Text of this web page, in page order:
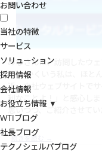
お問い合わせ
当社の特徴
サービス
ソリューション
採用情報
会社情報
お役立ち情報 ▼
WTIブログ
社長ブログ
テクノシェルパブログ
みなさんは、訪問したウ
か？ かくいう私は、ほと
近、自社ウェブサイトで
利なことよ！」と感心し
思いつつ、ご紹介させてい
続きを読む